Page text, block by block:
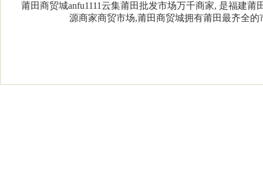
莆田商贸城anfu1111云集莆田批发市场万千商家, 是福建
源商家商贸市场,莆田商贸城拥有莆田最齐全